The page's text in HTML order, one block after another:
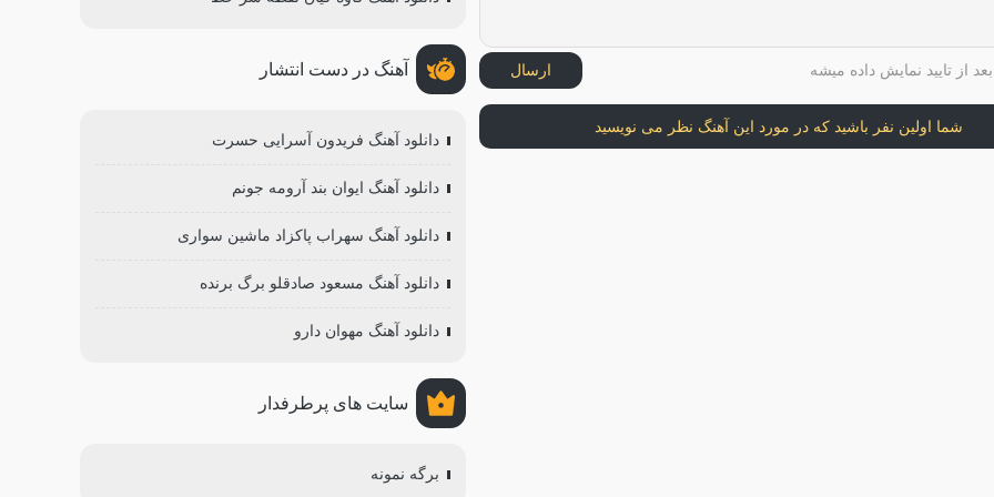
از تایید نمایش داده میشه ارسال
شما اولین نفر باشید که در مورد این آهنگ نظر می نویسید
آهنگ در دست انتشار
دانلود آهنگ فریدون آسرایی حسرت
دانلود آهنگ ایوان بند آرومه جونم
دانلود آهنگ سهراب پاکزاد ماشین سواری
دانلود آهنگ مسعود صادقلو برگ برنده
دانلود آهنگ مهوان دارو
سایت های پرطرفدار
برگه نمونه